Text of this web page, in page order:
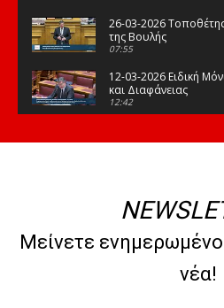
26-03-2026
της Βουλής
07:55
12-03-2026 Ειδική
και Διαφάνειας
12:42
της Βουλής
08:47
10-02-2026 Διαρκής
Υποθέσεων
Μείνετε
νέα!